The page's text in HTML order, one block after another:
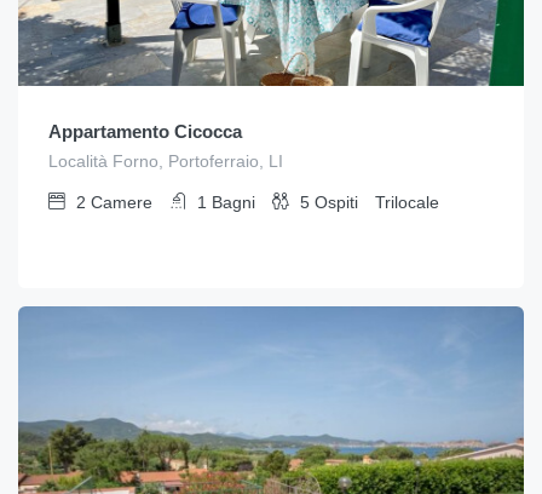
Appartamento Cicocca
Località Forno, Portoferraio, LI
2 Camere 1 Bagni 5 Ospiti Trilocale